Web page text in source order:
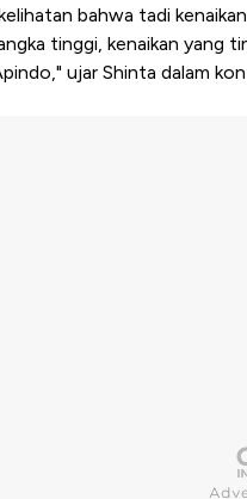
bahwa tadi
tinggi, kenaikan yang
ujar Shinta dalam